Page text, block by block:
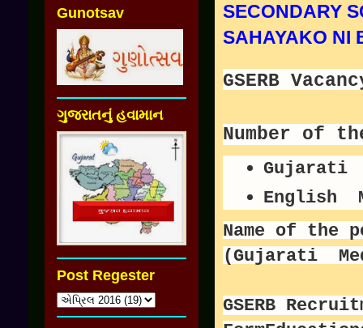
SECONDARY
SAHAYAKO NI
GSERB
Number of
Gujarati
English
Name of the
(Gujarati
GSERB
Gunotsav
ગુજરાતનું હવામાન
Post Regester